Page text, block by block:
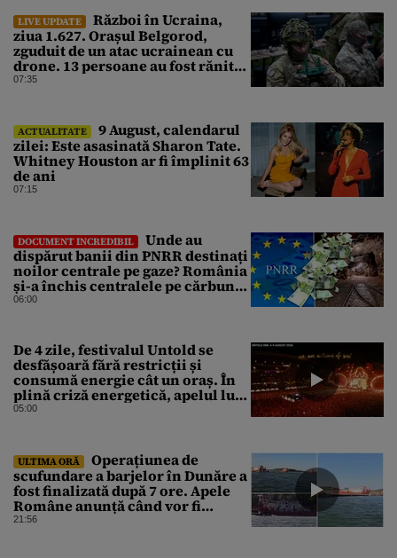
LIVE UPDATE
Război în Ucraina,
ziua 1.627. Orașul Belgorod,
zguduit de un atac ucrainean cu
drone. 13 persoane au fost rănite
și mai multe clădiri, incendiate
07:35
ACTUALITATE
9 August, calendarul
zilei: Este asasinată Sharon Tate.
Whitney Houston ar fi împlinit 63
de ani
07:15
DOCUMENT INCREDIBIL
Unde au
dispărut banii din PNRR destinați
noilor centrale pe gaze? România
și-a închis centralele pe cărbune
în ritm galopant, dar nu a pus
06:00
De 4 zile, festivalul Untold se
desfășoară fără restricții și
consumă energie cât un oraș. În
plină criză energetică, apelul lui
Bolojan de economisire a
partid, Emil Boc
05:00
ULTIMA ORĂ
Operațiunea de
scufundare a barjelor în Dunăre a
fost finalizată după 7 ore. Apele
Române anunță când vor fi
simțite efectele
21:56